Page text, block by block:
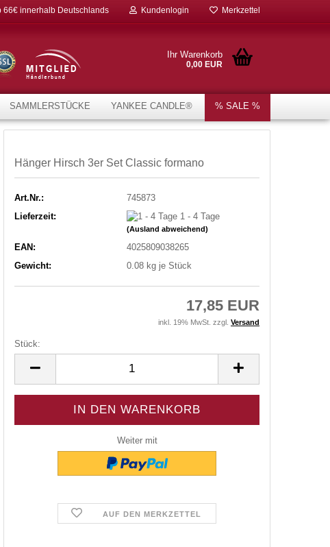
66€ innerhalb Deutschlands Kundenlogin Merkzettel
Ihr Warenkorb
0,00 EUR
SAMMLERSTÜCKE YANKEE CANDLE® % SALE %
Hänger Hirsch 3er Set Classic formano
Art.Nr.:
745873
Lieferzeit:
1 - 4 Tage
(Ausland abweichend)
EAN:
4025809038265
Gewicht:
0.08 kg je Stück
17,85 EUR
inkl. 19% MwSt. zzgl. Versand
Stück:
Stück
Weiter mit
AUF DEN MERKZETTEL